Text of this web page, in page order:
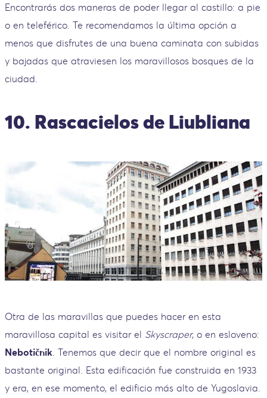
Encontrarás dos maneras de poder llegar al castillo: a pie
o en teleférico. Te recomendamos la última opción a
menos que disfrutes de una buena caminata con subidas
y bajadas que atraviesen los maravillosos bosques de la
ciudad.
10. Rascacielos de Liubliana
Otra de las maravillas que puedes hacer en esta
maravillosa capital es visitar el Skyscraper, o en esloveno:
Nebotičnik. Tenemos que decir que el nombre original es
bastante original. Esta edificación fue construida en 1933
y era, en ese momento, el edificio más alto de Yugoslavia.